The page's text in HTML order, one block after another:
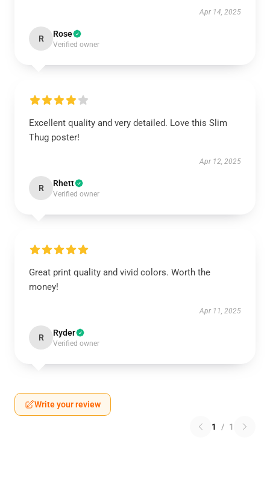
Apr 14, 2025
R Rose
Verified owner
Excellent quality and very detailed. Love this Slim
Thug poster!
Apr 12, 2025
R Rhett
Verified owner
Great print quality and vivid colors. Worth the
money!
Apr 11, 2025
R Ryder
Verified owner
Write your review
1 / 1